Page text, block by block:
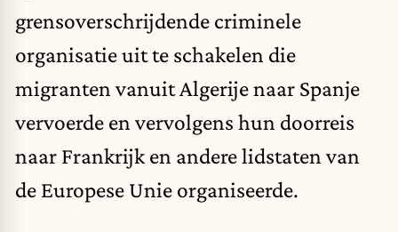
grensoverschrijdende criminele
organisatie uit te schakelen die
migranten vanuit Algerije naar Spanje
vervoerde en vervolgens hun doorreis
naar Frankrijk en andere lidstaten van
de Europese Unie organiseerde.